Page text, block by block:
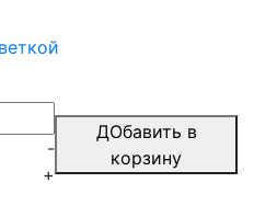
-
+
ДОбавить в
корзину